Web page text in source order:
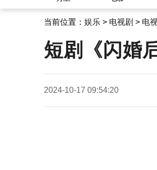
当前位置： 娱乐 > 电视剧 > 电
短剧《闪婚
2024-10-17 09:54:20